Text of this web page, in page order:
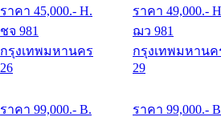
ราคา 45,000.- H. ราคา 49,000.-
ชจ 981
กรุงเทพมหานคร
26
ราคา 99,000.- B.
ฌว 981
กรุงเทพมหานค
29
ราคา 99,000.-